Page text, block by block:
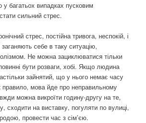
багатьох випадках пусковим
сильний стрес.
стрес, постійна тривога, неспокій, і
себе в таку ситуацію,
Не можна зациклюватися тільки
бути розваги, хобі. Якщо людина
зайнятий, що у нього немає часу
правило, мова йде про неправильному
можна викроїти годину-другу на те,
сходити на виставку, погуляти по вулиці,
провести час з сім’єю.